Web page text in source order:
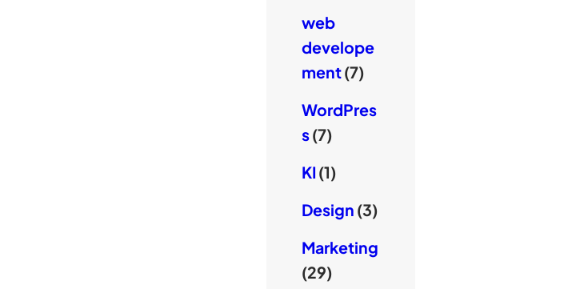
web
develope
ment(7)
WordPres
s(7)
KI (1)
Design (3)
Marketing
(29)